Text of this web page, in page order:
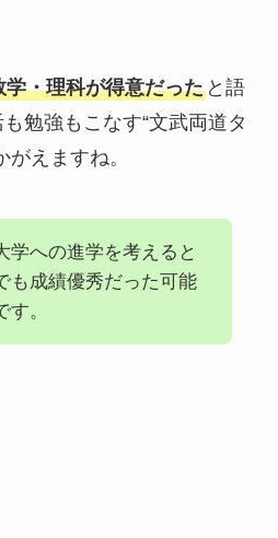
学・理科が得意だったと語
勉強もこなす“文武両道タ
がえますね。
学への進学を考えると
も成績優秀だった可能
。